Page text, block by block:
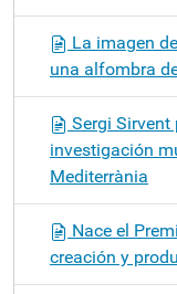
La imagen
una alfombra
Sergi Sirvent
investigación
Mediterrània
Nace el
creación y